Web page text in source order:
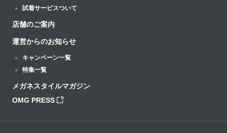
試着サービスついて
店舗のご案内
運営からのお知らせ
キャンペーン一覧
特集一覧
メガネスタイルマガジン
OMG PRESS